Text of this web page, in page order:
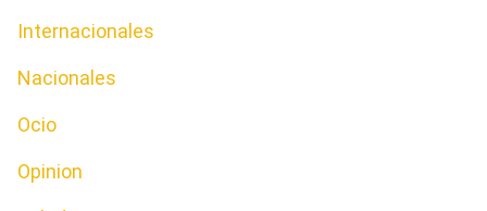
Internacionales
Nacionales
Ocio
Opinion